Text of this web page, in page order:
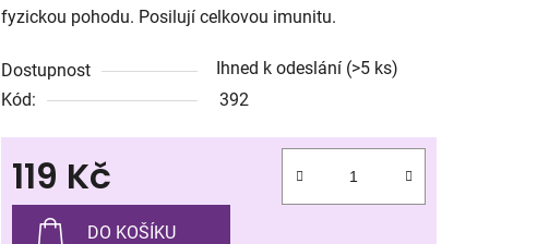
0,0
5
hvězdiček.
fyzickou pohodu. Posilují celkovou imunitu.
Dostupnost Ihned k odeslání (>5 ks)
Kód:
392
119 Kč
Měrná cena:
DO KOŠÍKU